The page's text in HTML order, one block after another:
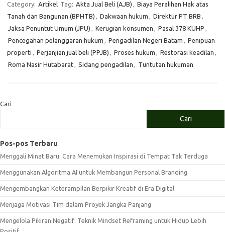
Category: Artikel Tag: Akta Jual Beli (AJB) , Biaya Peralihan Hak atas
Tanah dan Bangunan (BPHTB) , Dakwaan hukum , Direktur PT BRB ,
Jaksa Penuntut Umum (JPU) , Kerugian konsumen , Pasal 378 KUHP ,
Pencegahan pelanggaran hukum , Pengadilan Negeri Batam , Penipuan
properti , Perjanjian jual beli (PPJB) , Proses hukum , Restorasi keadilan ,
Roma Nasir Hutabarat, Sidang pengadilan , Tuntutan hukuman
Cari
Cari
Pos-pos Terbaru
Menggali Minat Baru: Cara Menemukan Inspirasi di Tempat Tak Terduga
Menggunakan Algoritma AI untuk Membangun Personal Branding
Mengembangkan Keterampilan Berpikir Kreatif di Era Digital
Menjaga Motivasi Tim dalam Proyek Jangka Panjang
Mengelola Pikiran Negatif: Teknik Mindset Reframing untuk Hidup Lebih